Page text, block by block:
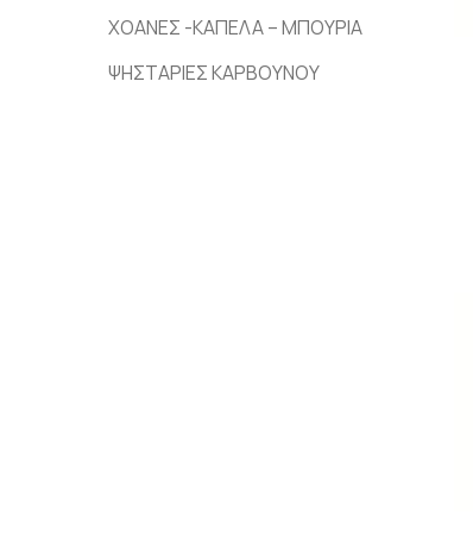
ΧΟΑΝΕΣ -ΚΑΠΕΛΑ – ΜΠΟΥΡΙΑ
ΨΗΣΤΑΡΙΕΣ ΚΑΡΒΟΥΝΟΥ